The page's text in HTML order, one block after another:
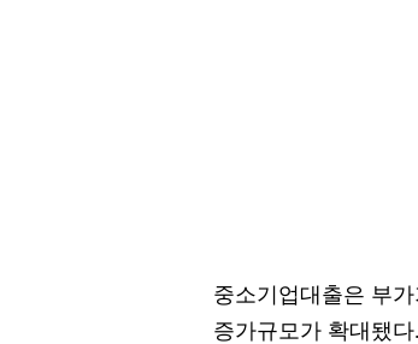
중소기업대출은 부
증가규모가 확대됐